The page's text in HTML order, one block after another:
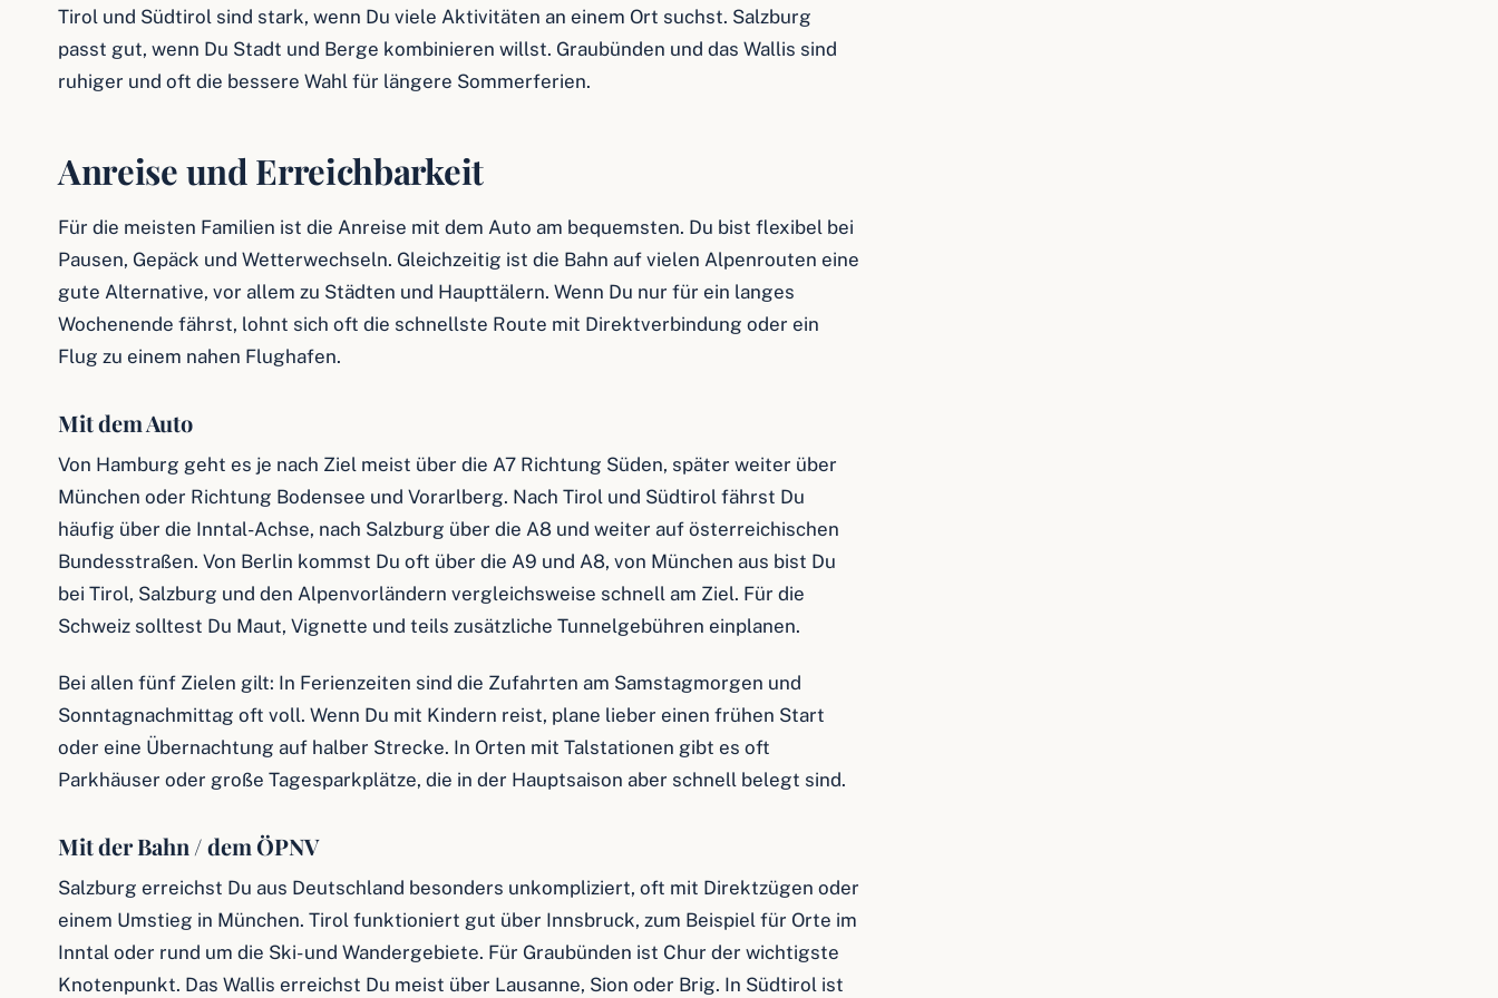
Tirol und Südtirol sind stark, wenn Du viele Aktivitäten an einem Ort suchst. Salzburg
passt gut, wenn Du Stadt und Berge kombinieren willst. Graubünden und das Wallis sind
ruhiger und oft die bessere Wahl für längere Sommerferien.
Anreise und Erreichbarkeit
Für die meisten Familien ist die Anreise mit dem Auto am bequemsten. Du bist flexibel bei
Pausen, Gepäck und Wetterwechseln. Gleichzeitig ist die Bahn auf vielen Alpenrouten eine
gute Alternative, vor allem zu Städten und Haupttälern. Wenn Du nur für ein langes
Wochenende fährst, lohnt sich oft die schnellste Route mit Direktverbindung oder ein
Flug zu einem nahen Flughafen.
Mit dem Auto
Von Hamburg geht es je nach Ziel meist über die A7 Richtung Süden, später weiter über
München oder Richtung Bodensee und Vorarlberg. Nach Tirol und Südtirol fährst Du
häufig über die Inntal-Achse, nach Salzburg über die A8 und weiter auf österreichischen
Bundesstraßen. Von Berlin kommst Du oft über die A9 und A8, von München aus bist Du
bei Tirol, Salzburg und den Alpenvorländern vergleichsweise schnell am Ziel. Für die
Schweiz solltest Du Maut, Vignette und teils zusätzliche Tunnelgebühren einplanen.
Bei allen fünf Zielen gilt: In Ferienzeiten sind die Zufahrten am Samstagmorgen und
Sonntagnachmittag oft voll. Wenn Du mit Kindern reist, plane lieber einen frühen Start
oder eine Übernachtung auf halber Strecke. In Orten mit Talstationen gibt es oft
Parkhäuser oder große Tagesparkplätze, die in der Hauptsaison aber schnell belegt sind.
Mit der Bahn / dem ÖPNV
Salzburg erreichst Du aus Deutschland besonders unkompliziert, oft mit Direktzügen oder
einem Umstieg in München. Tirol funktioniert gut über Innsbruck, zum Beispiel für Orte im
Inntal oder rund um die Ski- und Wandergebiete. Für Graubünden ist Chur der wichtigste
Knotenpunkt. Das Wallis erreichst Du meist über Lausanne, Sion oder Brig. In Südtirol ist